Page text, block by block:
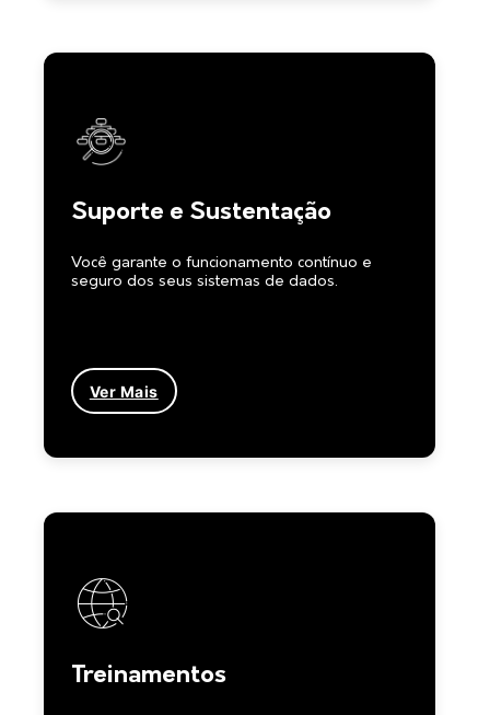
Suporte e Sustentação
Você garante o funcionamento contínuo e
seguro dos seus sistemas de dados.
Ver Mais
Treinamentos